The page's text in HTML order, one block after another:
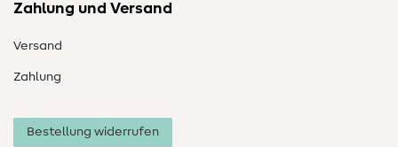
Zahlung und Versand
Versand
Zahlung
Bestellung widerrufen